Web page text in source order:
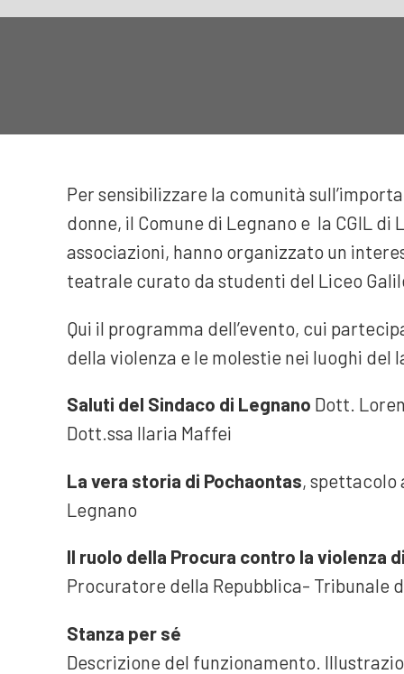
Per sensibilizzare la comunità
donne, il Comune di Legnano e la CGIL
associazioni, hanno organizzato un
teatrale curato da studenti del Liceo
Qui il programma dell’evento, cui
della violenza e le molestie nei luoghi del
Saluti del Sindaco di Legnano Dott.
Dott.ssa Ilaria Maffei
La vera storia di Pochaontas, spettacolo
Legnano
Il ruolo della Procura contro la violenza
Procuratore della Repubblica- Tribunale
Stanza per sé
Descrizione del funzionamento.